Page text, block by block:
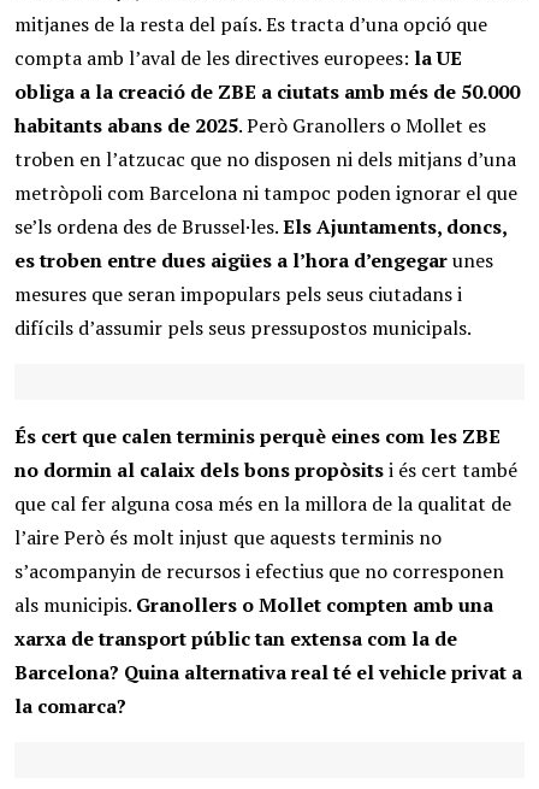
mitjanes de la resta del país. Es tracta d’una opció que
compta amb l’aval de les directives europees: la UE
obliga a la creació de ZBE a ciutats amb més de 50.000
habitants abans de 2025. Però Granollers o Mollet es
troben en l’atzucac que no disposen ni dels mitjans d’una
metròpoli com Barcelona ni tampoc poden ignorar el que
se’ls ordena des de Brussel·les.Els Ajuntaments, doncs,
es troben entre dues aigües a l’hora d’engegarunes
mesures que seran impopulars pels seus ciutadans i
difícils d’assumir pels seus pressupostos municipals.
És cert que calen terminis perquè eines com les ZBE
no dormin al calaix dels bons propòsitsi és cert també
que cal fer alguna cosa més en la millora de la qualitat de
l’aire Però és molt injust que aquests terminis no
s’acompanyin de recursos i efectius que no corresponen
als municipis. Granollers o Mollet compten amb una
xarxa de transport públic tan extensa com la de
Barcelona? Quina alternativa real té el vehicle privat a
la comarca?